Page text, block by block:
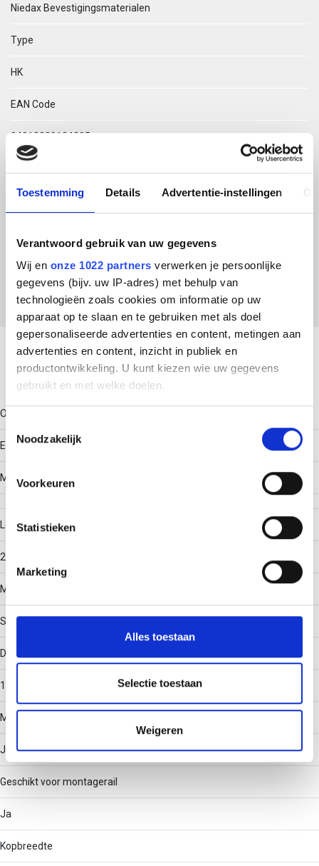
Toestemming Details Advertentie-instellingen
Verantwoord gebruik van uw gegevens
Wij en onze 1022 partners verwerken je persoonlijke
gegevens (bijv. uw IP-adres) met behulp van
technologieën zoals cookies om informatie op uw
apparaat op te slaan en te gebruiken met als doel
gepersonaliseerde advertenties en content, metingen aan
advertenties en content, inzicht in publiek en
productontwikkeling. U kunt kiezen wie uw gegevens
gebruikt en met welke doelen.
Informatie verzamelen over uw geografische locatie,
Uw apparaat identificeren door het actief te scannen
op specifieke eigenschappen (fingerprinting)
verwerkt en stel uw voorkeuren in het
detailgedeelte in.
personaliseren, om functies voor social media te bieden
en om ons websiteverkeer te analyseren. Ook delen we
partners voor social media, adverteren en analyse. Deze
partners kunnen deze gegevens combineren met andere
informatie die u aan ze heeft verstrekt of die ze hebben
verzameld op basis van uw gebruik van hun services.
Noodzakelijk
Voorkeuren
Statistieken
Marketing
Alles toestaan
Selectie toestaan
Weigeren
Niedax Bevestigingsmaterialen
Type
HK
EAN Code
04013339124305
HK 512/50 T-BOUT
EC002354 - Hamerkopbout
Download productsheet
Technische gegevens
Oppervlaktebescherming
Elektrolytisch verzinkt
Materiaalkwaliteit
Lengte
20
Materiaal
Staal
Draadmaat (metrisch)
12
Met moer
Ja
Geschikt voor montagerail
Ja
Kopbreedte